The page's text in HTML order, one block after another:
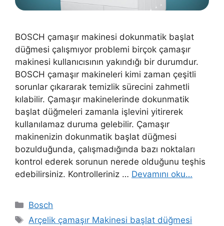
BOSCH çamaşır makinesi dokunmatik başlat
düğmesi çalışmıyor problemi birçok çamaşır
makinesi kullanıcısının yakındığı bir durumdur.
BOSCH çamaşır makineleri kimi zaman çeşitli
sorunlar çıkararak temizlik sürecini zahmetli
kılabilir. Çamaşır makinelerinde dokunmatik
başlat düğmeleri zamanla işlevini yitirerek
kullanılamaz duruma gelebilir. Çamaşır
makinenizin dokunmatik başlat düğmesi
bozulduğunda, çalışmadığında bazı noktaları
kontrol ederek sorunun nerede olduğunu teşhis
edebilirsiniz. Kontrolleriniz … Devamını oku…
Kategoriler
Bosch
Etiketler
Arçelik çamaşır Makinesi başlat düğmesi